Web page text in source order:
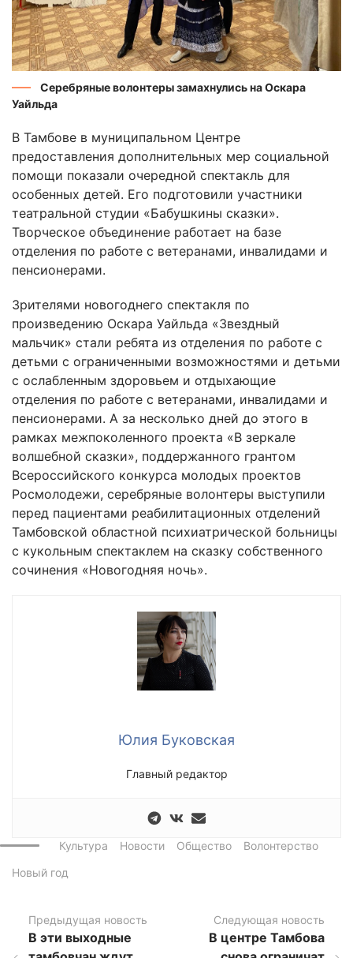
Серебряные волонтеры замахнулись на Оскара
Уайльда
В Тамбове в муниципальном Центре
предоставления дополнительных мер социальной
помощи показали очередной спектакль для
особенных детей. Его подготовили участники
театральной студии «Бабушкины сказки».
Творческое объединение работает на базе
отделения по работе с ветеранами, инвалидами и
пенсионерами.
Зрителями новогоднего спектакля по
произведению Оскара Уайльда «Звездный
мальчик» стали ребята из отделения по работе с
детьми с ограниченными возможностями и детьми
с ослабленным здоровьем и отдыхающие
отделения по работе с ветеранами, инвалидами и
пенсионерами. А за несколько дней до этого в
рамках межпоколенного проекта «В зеркале
волшебной сказки», поддержанного грантом
Всероссийского конкурса молодых проектов
Росмолодежи, серебряные волонтеры выступили
перед пациентами реабилитационных отделений
Тамбовской областной психиатрической больницы
с кукольным спектаклем на сказку собственного
сочинения «Новогодняя ночь».
Юлия Буковская
Главный редактор
Культура Новости Общество
Волонтерство
Новый год
Предыдущая новость
В эти выходные
Следующая новость
В центре Тамбова